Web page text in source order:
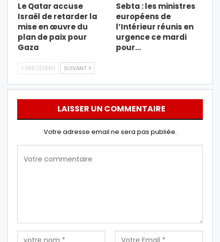
Le Qatar accuse
Israël de retarder la
mise en œuvre du
plan de paix pour
Gaza
Sebta : les ministres
européens de
l’Intérieur réunis en
urgence ce mardi
pour…
PRÉCÉDENT SUIVANT
LAISSER UN COMMENTAIRE
Votre adresse email ne sera pas publiée.